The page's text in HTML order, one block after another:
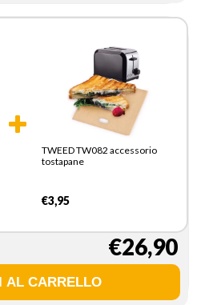
TWEED TW082 accessorio
tostapane
€3,95
€26,90